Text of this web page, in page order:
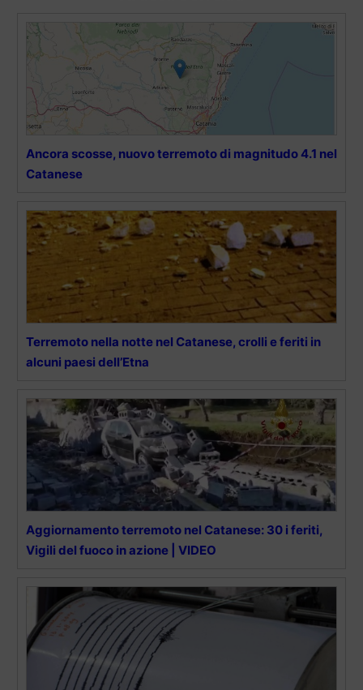
Ancora scosse, nuovo terremoto di magnitudo 4.1 nel
Catanese
Terremoto nella notte nel Catanese, crolli e feriti in
alcuni paesi dell’Etna
Aggiornamento terremoto nel Catanese: 30 i feriti,
Vigili del fuoco in azione | VIDEO